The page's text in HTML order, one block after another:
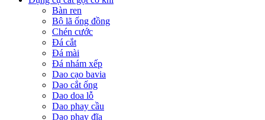
Bàn ren
Bộ lã ống đồng
Chén cước
Đá cắt
Đá mài
Đá nhám xếp
Dao cạo bavia
Dao cắt ống
Dao doa lỗ
Dao phay cầu
Dao phay đĩa